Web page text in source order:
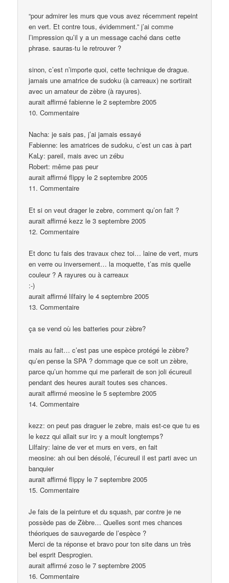
“pour admirer les murs que vous avez récemment repeint
en vert. Et contre tous, évidemment.” j’ai comme
l’impression qu’il y a un message caché dans cette
phrase. sauras-tu le retrouver ?
sinon, c’est n’importe quoi, cette technique de drague.
jamais une amatrice de sudoku (à carreaux) ne sortirait
avec un amateur de zèbre (à rayures).
aurait affirmé fabienne le 2 septembre 2005
10. Commentaire
Nacha: je sais pas, j’ai jamais essayé
Fabienne: les amatrices de sudoku, c’est un cas à part
KaLy: pareil, mais avec un zébu
Robert: même pas peur
aurait affirmé flippy le 2 septembre 2005
11. Commentaire
Et si on veut drager le zebre, comment qu’on fait ?
aurait affirmé kezz le 3 septembre 2005
12. Commentaire
Et donc tu fais des travaux chez toi… laine de vert, murs
en verre ou inversement… la moquette, t’as mis quelle
couleur ? A rayures ou à carreaux
:-)
aurait affirmé lilfairy le 4 septembre 2005
13. Commentaire
ça se vend où les batteries pour zèbre?
mais au fait… c’est pas une espèce protégé le zèbre?
qu’en pense la SPA ? dommage que ce soit un zèbre,
parce qu’un homme qui me parlerait de son joli écureuil
pendant des heures aurait toutes ses chances.
aurait affirmé meosine le 5 septembre 2005
14. Commentaire
kezz: on peut pas draguer le zebre, mais est-ce que tu es
le kezz qui allait sur irc y a moult longtemps?
Lilfairy: laine de ver et murs en vers, en fait
meosine: ah oui ben désolé, l’écureuil il est parti avec un
banquier
aurait affirmé flippy le 7 septembre 2005
15. Commentaire
Je fais de la peinture et du squash, par contre je ne
possède pas de Zèbre… Quelles sont mes chances
théoriques de sauvegarde de l’espèce ?
Merci de ta réponse et bravo pour ton site dans un très
bel esprit Desprogien.
aurait affirmé zoso le 7 septembre 2005
16. Commentaire